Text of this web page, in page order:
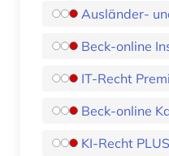
Ausländer-
Beck-online
IT-Recht
Beck-online
KI-Recht PLUS